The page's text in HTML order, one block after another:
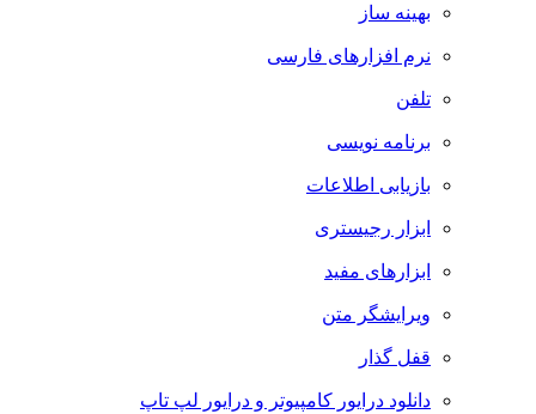
بهینه ساز
نرم افزارهای فارسی
تلفن
برنامه نویسی
بازیابی اطلاعات
ابزار رجیستری
ابزارهای مفید
ویرایشگر متن
قفل گذار
دانلود درایور کامپیوتر و درایور لپ تاپ